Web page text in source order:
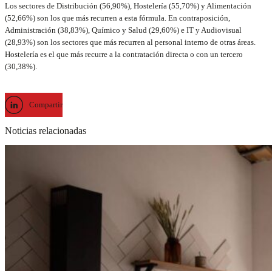
Los sectores de Distribución (56,90%), Hostelería (55,70%) y Alimentación
(52,66%) son los que más recurren a esta fórmula. En contraposición,
Administración (38,83%), Químico y Salud (29,60%) e IT y Audiovisual
(28,93%) son los sectores que más recurren al personal interno de otras áreas.
Hostelería es el que más recurre a la contratación directa o con un tercero
(30,38%).
Compartir
Noticias relacionadas